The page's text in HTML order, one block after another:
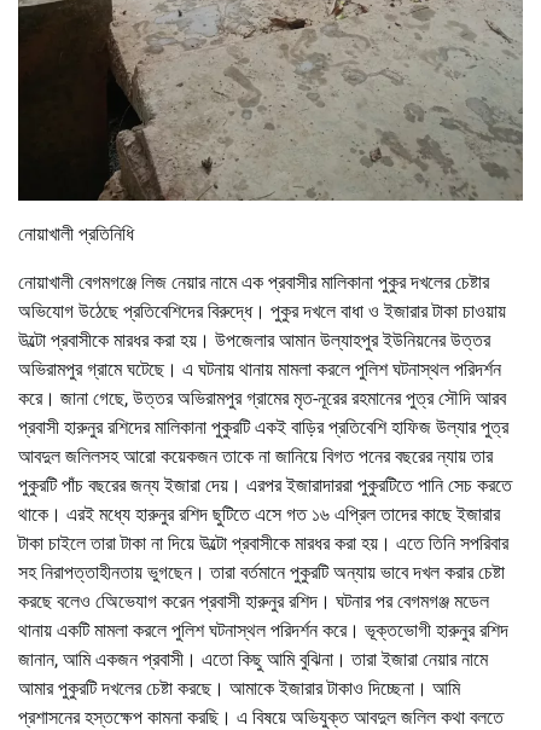
নোয়াখালী প্রতিনিধি
নোয়াখালী বেগমগঞ্জে লিজ নেয়ার নামে এক প্রবাসীর মালিকানা পুকুর দখলের চেষ্টার
অভিযোগ উঠেছে প্রতিবেশিদের বিরুদ্ধে। পুকুর দখলে বাধা ও ইজারার টাকা চাওয়ায়
উল্টো প্রবাসীকে মারধর করা হয়। উপজেলার আমান উল্যাহপুর ইউনিয়নের উত্তর
অভিরামপুর গ্রামে ঘটেছে। এ ঘটনায় থানায় মামলা করলে পুলিশ ঘটনাস্থল পরিদর্শন
করে। জানা গেছে, উত্তর অভিরামপুর গ্রামের মৃত-নূরের রহমানের পুত্র সৌদি আরব
প্রবাসী হারুনুর রশিদের মালিকানা পুকুরটি একই বাড়ির প্রতিবেশি হাফিজ উল্যার পুত্র
আবদুল জলিলসহ আরো কয়েকজন তাকে না জানিয়ে বিগত পনের বছরের ন্যায় তার
পুকুরটি পাঁচ বছরের জন্য ইজারা দেয়। এরপর ইজারাদাররা পুকুরটিতে পানি সেচ করতে
থাকে। এরই মধ্যে হারুনুর রশিদ ছুটিতে এসে গত ১৬ এপ্রিল তাদের কাছে ইজারার
টাকা চাইলে তারা টাকা না দিয়ে উল্টো প্রবাসীকে মারধর করা হয়। এতে তিনি সপরিবার
সহ নিরাপত্তাহীনতায় ভুগছেন। তারা বর্তমানে পুকুরটি অন্যায় ভাবে দখল করার চেষ্টা
করছে বলেও অেিভেযাগ করেন প্রবাসী হারুনুর রশিদ। ঘটনার পর বেগমগঞ্জ মডেল
থানায় একটি মামলা করলে পুলিশ ঘটনাস্থল পরিদর্শন করে। ভূক্তভোগী হারুনুর রশিদ
জানান, আমি একজন প্রবাসী। এতো কিছু আমি বুঝিনা। তারা ইজারা নেয়ার নামে
আমার পুকুরটি দখলের চেষ্টা করছে। আমাকে ইজারার টাকাও দিচ্ছেনা। আমি
প্রশাসনের হস্তক্ষেপ কামনা করছি। এ বিষয়ে অভিযুক্ত আবদুল জলিল কথা বলতে